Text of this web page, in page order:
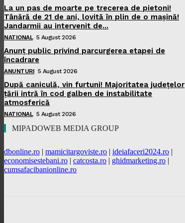
La un pas de moarte pe trecerea de pietoni!
Tânără de 21 de ani, lovită în plin de o mașină!
Jandarmii au intervenit de...
NATIONAL 5 August 2026
Anunț public privind parcurgerea etapei de
încadrare
ANUNTURI 5 August 2026
După caniculă, vin furtuni! Majoritatea județelor
țării intră în cod galben de instabilitate
atmosferică
NATIONAL 5 August 2026
MIPADOWEB MEDIA GROUP
dbonline.ro | mamicitargoviste.ro | ideiafaceri2024.ro |
economisestebani.ro | catcosta.ro | ghidmarketing.ro |
cumsafacibanionline.ro